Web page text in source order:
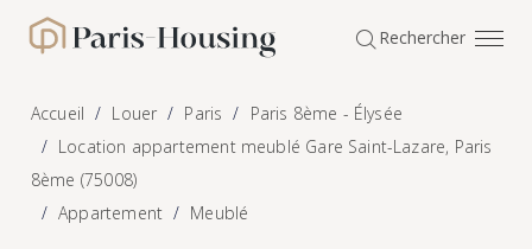
Paris-Housing - Accueil Rechercher
Accueil Louer Paris
Paris 8ème - Élysée
Location appartement meublé Gare Saint-Lazare, Paris
8ème (75008)
Appartement
Meublé
Panneau de gestion des cookies